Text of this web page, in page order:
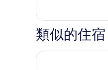
的
所
有
相
池
觀
的
詳
有
相
King
Bed
的
詳
情
類似的住宿
巴東飯店